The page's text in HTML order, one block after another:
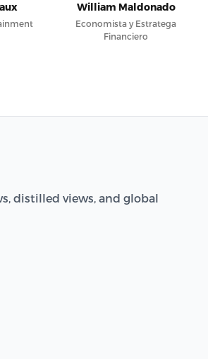
William Maldonado
Economista y Estratega
Financiero
distilled views, and global